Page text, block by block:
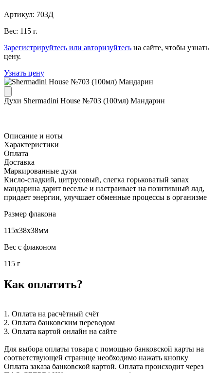
Артикул: 703Д
Вес: 115 г.
Зарегистрируйтесь или авторизуйтесь на сайте, чтобы узнать
цену.
Узнать цену
Духи Shermadini House №703 (100мл) Мандарин
Описание и ноты
Характеристики
Оплата
Доставка
Маркированные духи
Кисло-сладкий, цитрусовый, слегка горьковатый запах
мандарина дарит веселье и настраивает на позитивный лад,
придает энергии, улучшает обменные процессы в организме
Размер флакона
115x38x38мм
Вес с флаконом
115 г
Как оплатить?
1. Оплата на расчётный счёт
2. Оплата банковским переводом
3. Оплата картой онлайн на сайте
Для выбора оплаты товара с помощью банковской карты на
соответствующей странице необходимо нажать кнопку
Оплата заказа банковской картой. Оплата происходит через